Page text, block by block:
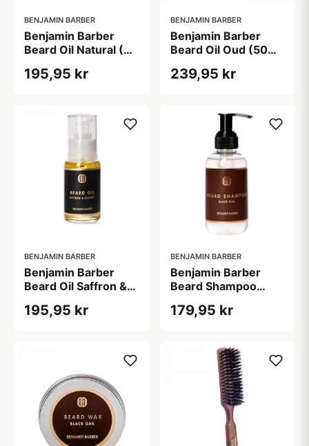
BENJAMIN BARBER
Benjamin Barber
Beard Oil Natural (50
195,95 kr
BENJAMIN BARBER
Benjamin Barber
Beard Oil Oud (50
239,95 kr
BENJAMIN BARBER
Benjamin Barber
Beard Oil Saffron &
195,95 kr
BENJAMIN BARBER
Benjamin Barber
Beard Shampoo
179,95 kr